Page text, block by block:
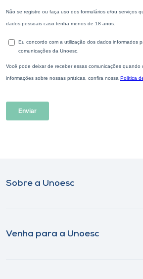
Sobre a Unoesc
Venha para a Unoesc